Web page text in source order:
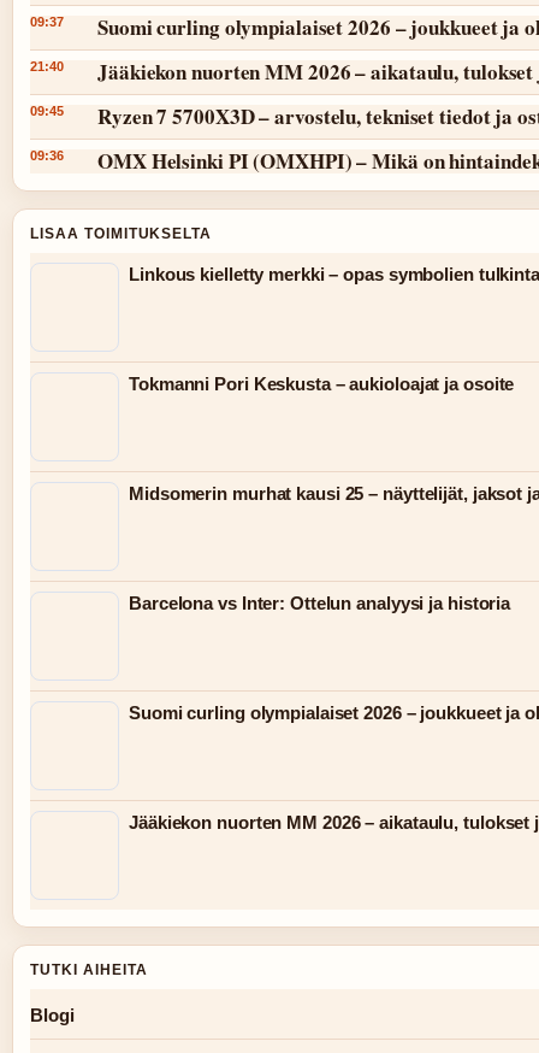
09:37 Suomi curling olympialaiset 2026 – joukkueet ja
21:40 Jääkiekon nuorten MM 2026 – aikataulu,
09:45 Ryzen 7 5700X3D – arvostelu, tekniset tiedot ja
09:36 OMX Helsinki PI (OMXHPI) – Mikä on
LISAA TOIMITUKSELTA
Linkous kielletty merkki – opas symbolien
Tokmanni Pori Keskusta – aukioloajat ja osoite
Midsomerin murhat kausi 25 – näyttelijät, jaksot
Barcelona vs Inter: Ottelun analyysi ja historia
Suomi curling olympialaiset 2026 – joukkueet ja
Jääkiekon nuorten MM 2026 – aikataulu, tulokset
TUTKI AIHEITA
Blogi